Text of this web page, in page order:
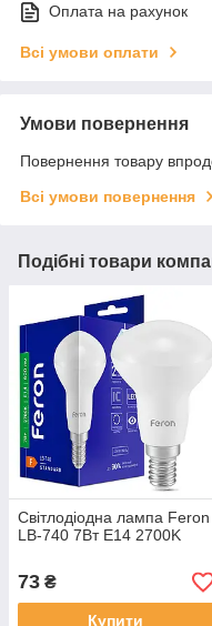
Оплата на рахунок
Всі умови оплати
Умови повернення
Повернення товару
Всі умови повернення
Подібні товари
Світлодіодна лампа Feron
LB-740 7Вт E14 2700K
73 ₴
Купити